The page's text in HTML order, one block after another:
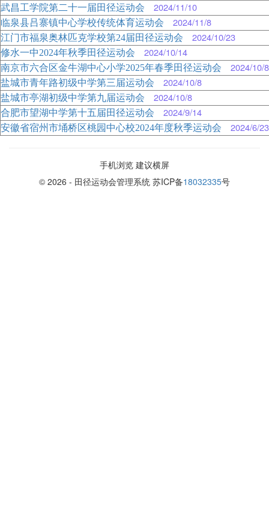
武昌工学院第二十一届田径运动会 2024/11/10
临泉县吕寨镇中心学校传统体育运动会 2024/11/8
江门市福泉奥林匹克学校第24届田径运动会 2024/10/23
修水一中2024年秋季田径运动会 2024/10/14
南京市六合区金牛湖中心小学2025年春季田径运动会 2024/10/8
盐城市青年路初级中学第三届运动会 2024/10/8
盐城市亭湖初级中学第九届运动会 2024/10/8
合肥市望湖中学第十五届田径运动会 2024/9/14
安徽省宿州市埇桥区桃园中心校2024年度秋季运动会 2024/6/23
手机浏览 建议横屏
© 2026 - 田径运动会管理系统 苏ICP备18032335号